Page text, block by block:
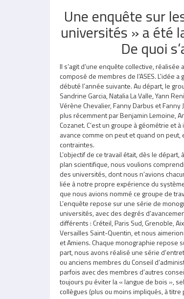
Une enquête sur
universités » a été
De quoi
Il s’agit d’une enquête collective, réalisée
composé de membres de l’ASES. L’idée
débuté l’année suivante. Au départ, le
Sandrine Garcia, Natalia La Valle, Yann
Vérène Chevalier, Fanny Darbus et
plus récemment par Benjamin Lemoine,
Cozanet. C’est un groupe à géométrie et
avance comme on peut et quand on
contraintes.
L’objectif de ce travail était, dès le départ,
plan scientifique, nous voulions
des universités, dont nous n’avions
liée à notre propre expérience du
que nous avions nommé ce groupe de
L’enquête repose sur une série de
universités, avec des degrés
différents : Créteil, Paris Sud, Grenoble,
Versailles Saint-Quentin, et nous
et Amiens. Chaque monographie repose
part, nous avons réalisé une série
ou anciens membres du Conseil
parfois avec des membres d’autres
toujours pu éviter la « langue de bois »,
collègues (plus ou moins impliqués, à